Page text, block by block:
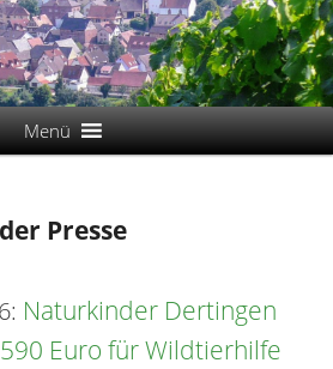
Menü
Presse
Naturkinder Dertingen
Euro für Wildtierhilfe